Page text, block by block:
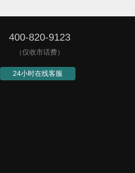
400-820-9123
（仅收市话费）
24小时在线客服